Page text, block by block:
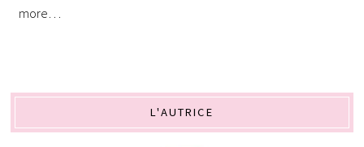
more…
L'AUTRICE